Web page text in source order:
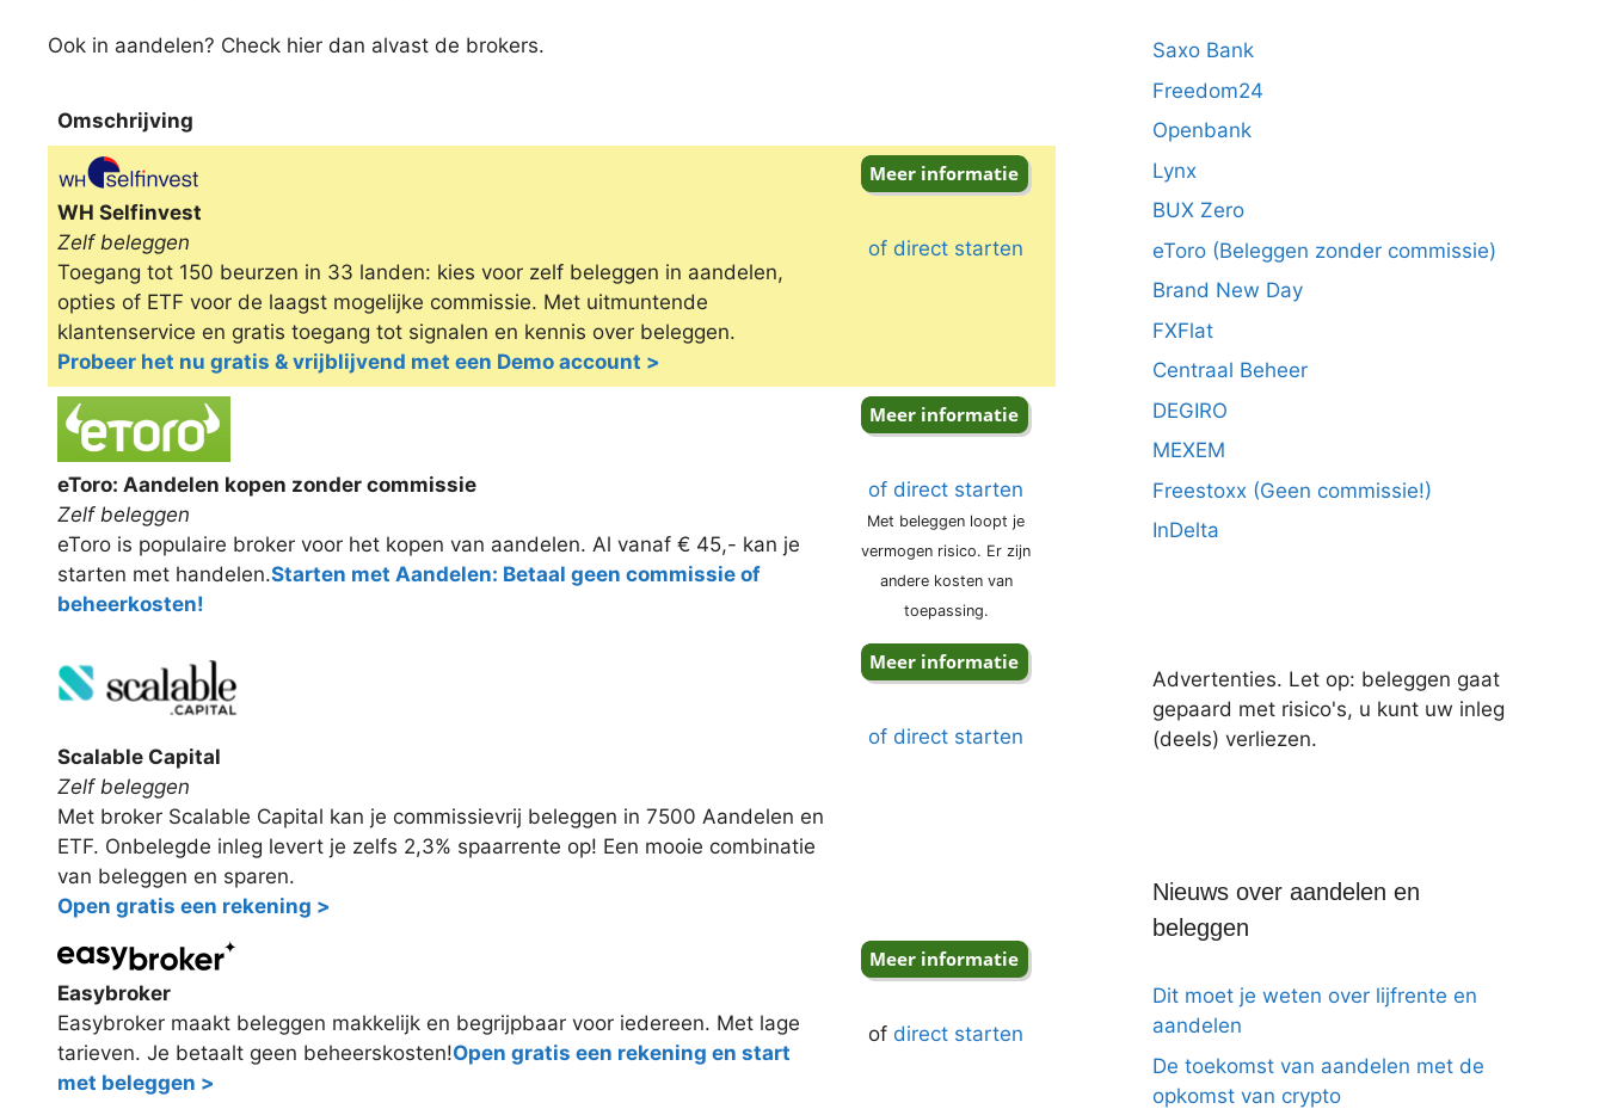
Ook in aandelen? Check hier dan alvast de brokers.
Omschrijving
Omschrijving
WH Selfinvest
Zelf beleggen
Toegang tot 150 beurzen in 33 landen: kies voor zelf beleggen in aandelen,
opties of ETF voor de laagst mogelijke commissie. Met uitmuntende
klantenservice en gratis toegang tot signalen en kennis over beleggen.
Probeer het nu gratis & vrijblijvend met een Demo account >
of direct starten
eToro: Aandelen kopen zonder commissie
Zelf beleggen
eToro is populaire broker voor het kopen van aandelen. Al vanaf € 45,- kan je
starten met handelen.Starten met Aandelen: Betaal geen commissie of
beheerkosten!
of direct starten
Met beleggen loopt je
vermogen risico. Er zijn
andere kosten van
toepassing.
Scalable Capital
Zelf beleggen
Met broker Scalable Capital kan je commissievrij beleggen in 7500 Aandelen en
ETF. Onbelegde inleg levert je zelfs 2,3% spaarrente op! Een mooie combinatie
van beleggen en sparen.
Open gratis een rekening >
of direct starten
Easybroker
Easybroker maakt beleggen makkelijk en begrijpbaar voor iedereen. Met lage
tarieven. Je betaalt geen beheerskosten!Open gratis een rekening en start
met beleggen >
of direct starten
Saxo Bank
Freedom24
Openbank
Lynx
BUX Zero
eToro (Beleggen zonder commissie)
Brand New Day
FXFlat
Centraal Beheer
DEGIRO
MEXEM
Freestoxx (Geen commissie!)
InDelta
Advertenties. Let op: beleggen gaat
gepaard met risico's, u kunt uw inleg
(deels) verliezen.
Nieuws over aandelen en
beleggen
Dit moet je weten over lijfrente en
aandelen
De toekomst van aandelen met de
opkomst van crypto